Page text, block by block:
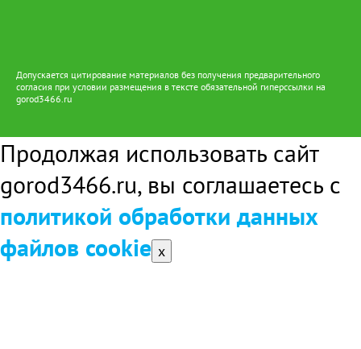
Допускается цитирование материалов без получения предварительного
согласия при условии размещения в тексте обязательной гиперссылки на
gorod3466.ru
Продолжая использовать сайт
gorod3466.ru, вы соглашаетесь с
политикой обработки данных
файлов cookie x